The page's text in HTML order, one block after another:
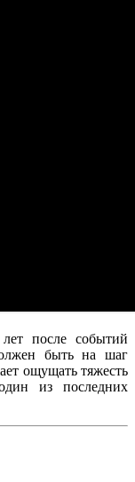
после событий
быть на шаг
ощущать тяжесть
из последних